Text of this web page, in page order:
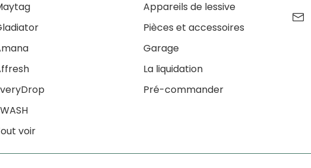
voir
Appareils de lessive
Pièces et accessoires
Garage
La liquidation
Pré-commander